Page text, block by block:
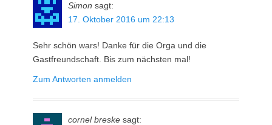
Simon sagt:
17. Oktober 2016 um 22:13
Sehr schön wars! Danke für die Orga und die
Gastfreundschaft. Bis zum nächsten mal!
Zum Antworten anmelden
cornel breske sagt: